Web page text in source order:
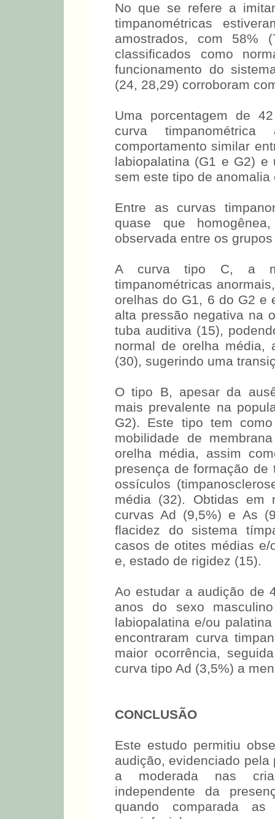
No que se refere a
timpanométricas
amostrados, com 58%
classificados como
funcionamento do
(24, 28,29) corroboram
Uma porcentagem de
curva
comportamento similar
labiopalatina (G1 e G2) e
sem este tipo de anomalia
Entre as curvas
quase que
observada entre os
A curva tipo C, a
timpanométricas
orelhas do G1, 6 do G2 e
alta pressão negativa na
tuba auditiva (15),
normal de orelha média,
(30), sugerindo uma
O tipo B, apesar da
mais prevalente na
G2). Este tipo tem
mobilidade de
orelha média, assim
presença de formação
ossículos
média (32). Obtidas em
curvas Ad (9,5%) e As
flacidez do sistema
casos de otites médias
e, estado de rigidez (15).
Ao estudar a audição de
anos do sexo
labiopalatina e/ou
encontraram curva
maior ocorrência,
curva tipo Ad (3,5%) a
CONCLUSÃO
Este estudo permitiu
audição, evidenciado
a moderada nas
independente da
quando comparada